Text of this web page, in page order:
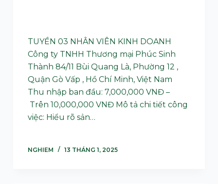
TUYỀN 03 NHÂN VIÊN KINH DOANH
Công ty TNHH Thương mại Phúc Sinh
Thành 84/11 Bùi Quang Là, Phường 12 ,
Quận Gò Vấp , Hồ Chí Minh, Việt Nam
Thu nhập ban đầu: 7,000,000 VNĐ –
Trên 10,000,000 VNĐ Mô tả chi tiết công
việc: Hiểu rõ sản…
NGHIEM 13 THÁNG 1, 2025